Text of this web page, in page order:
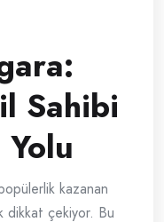
Sahibi
kazanan
dikkat çekiyor. Bu